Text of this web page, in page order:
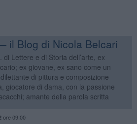
il Blog di Nicola Belcari
di Lettere e di Storia dell’arte, ex
ex giovane, ex sano come un
di pittura e composizione
giocatore di dama, con la passione
amante della parola scritta
ore 09:00